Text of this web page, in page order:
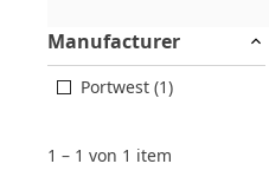
Manufacturer
Portwest (1)
1 – 1 von 1 item